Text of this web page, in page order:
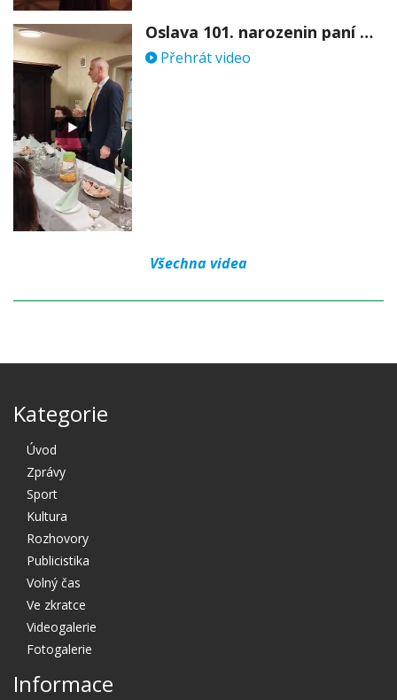
Oslava 101. narozenin paní Věry Skořepové
Přehrát video
Všechna videa
Kategorie
Úvod
Zprávy
Sport
Kultura
Rozhovory
Publicistika
Volný čas
Ve zkratce
Videogalerie
Fotogalerie
Informace